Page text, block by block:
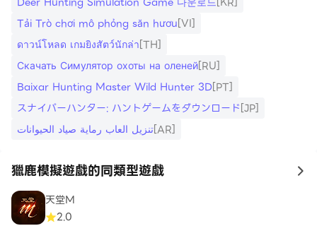
Tải Trò chơi mô phỏng săn hươu[VI]
ดาวน์โหลด เกมยิงสัตว์นักล่า[TH]
Скачать Симулятор охоты на оленей[RU]
Baixar Hunting Master Wild Hunter 3D[PT]
スナイパーハンター: ハントゲームをダウンロード[JP]
تنزيل العاب رماية صياد الحيوانات[AR]
獵鹿模擬遊戲的同類型遊戲 to
天堂M
2.0